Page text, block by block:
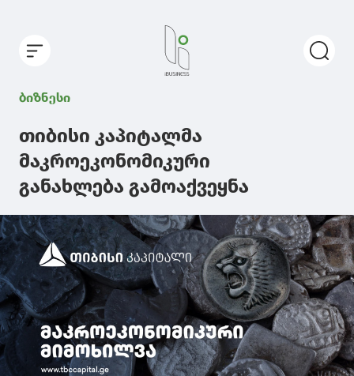
ბიზნესი
თიბისი კაპიტალმა
მაკროეკონომიკური
განახლება გამოაქვეყნა